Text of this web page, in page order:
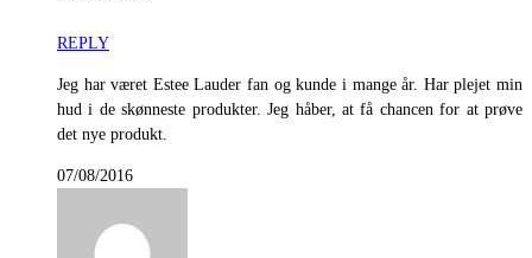
REPLY
Jeg har været Estee Lauder fan og kunde i mange år. Har plejet min
hud i de skønneste produkter. Jeg håber, at få chancen for at prøve
det nye produkt.
07/08/2016